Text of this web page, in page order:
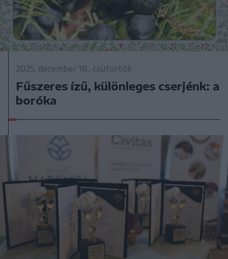
2025. december 18., csütörtök
Fűszeres ízű, különleges cserjénk: a
boróka